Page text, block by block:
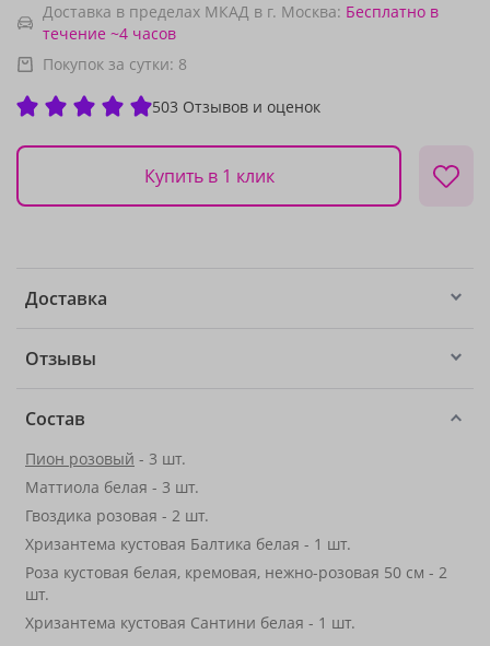
Доставка в пределах МКАД в г. Москва: Бесплатно в
течение ~4 часов
Покупок за сутки: 8
503 Отзывов и оценок
Купить в 1 клик
Доставка
Отзывы
Состав
Пион розовый - 3 шт.
Маттиола белая - 3 шт.
Гвоздика розовая - 2 шт.
Хризантема кустовая Балтика белая - 1 шт.
Роза кустовая белая, кремовая, нежно-розовая 50 см - 2
шт.
Хризантема кустовая Сантини белая - 1 шт.